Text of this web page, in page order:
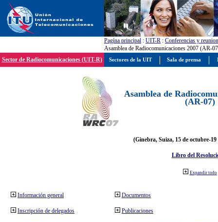
Pagína principal : UIT-R : Conferencias y
Asamblea de Radiocomunicaciones 2007 (AR-
Sector de Radiocomunicaciones (UIT-R)
Asamblea de
(AR-07)
(Ginebra, Suiza, 15 de octubre-19
Libro del
Expandir todo
Información general
Inscripción de delegados
Documentos
Publicaciones
Sectores de la UIT Sala de prensa